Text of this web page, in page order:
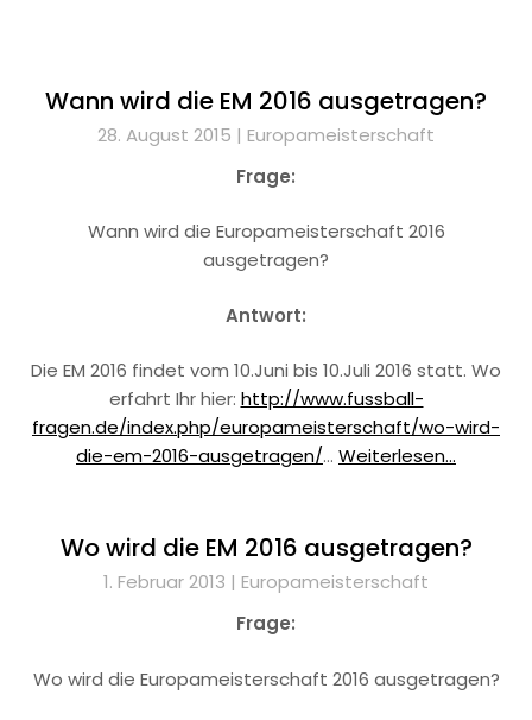
Wann wird die EM 2016 ausgetragen?
28. August 2015 | Europameisterschaft
Frage:
Wann wird die Europameisterschaft 2016
ausgetragen?
Antwort:
Die EM 2016 findet vom 10.Juni bis 10.Juli 2016 statt. Wo
erfahrt Ihr hier: http://www.fussball-
fragen.de/index.php/europameisterschaft/wo-wird-
die-em-2016-ausgetragen/… Weiterlesen...
Wo wird die EM 2016 ausgetragen?
1. Februar 2013 | Europameisterschaft
Frage:
Wo wird die Europameisterschaft 2016 ausgetragen?